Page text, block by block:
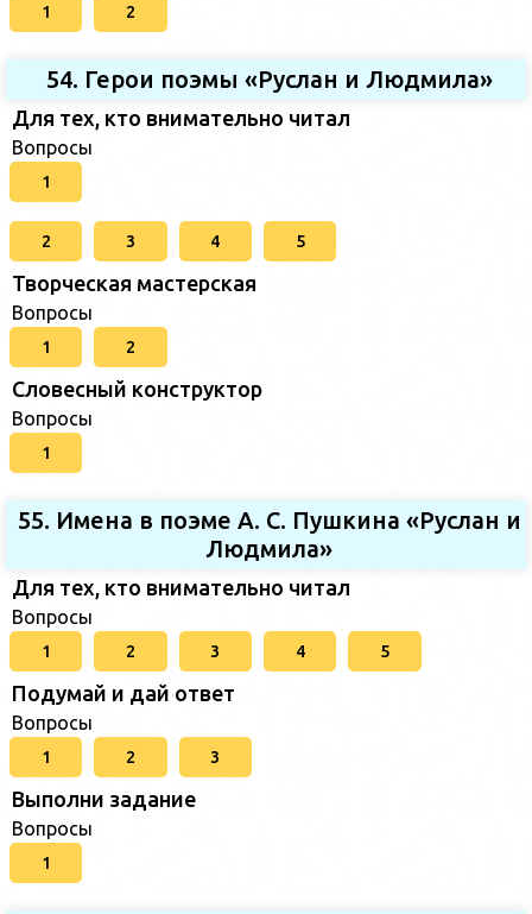
1 2
54. Герои поэмы «Руслан и Людмила»
Для тех, кто внимательно читал
Вопросы
1
2 3 4 5
Творческая мастерская
Вопросы
1 2
Словесный конструктор
Вопросы
1
55. Имена в поэме А. С. Пушкина «Руслан и
Людмила»
Для тех, кто внимательно читал
Вопросы
1 2 3 4 5
Подумай и дай ответ
Вопросы
1 2 3
Выполни задание
Вопросы
1